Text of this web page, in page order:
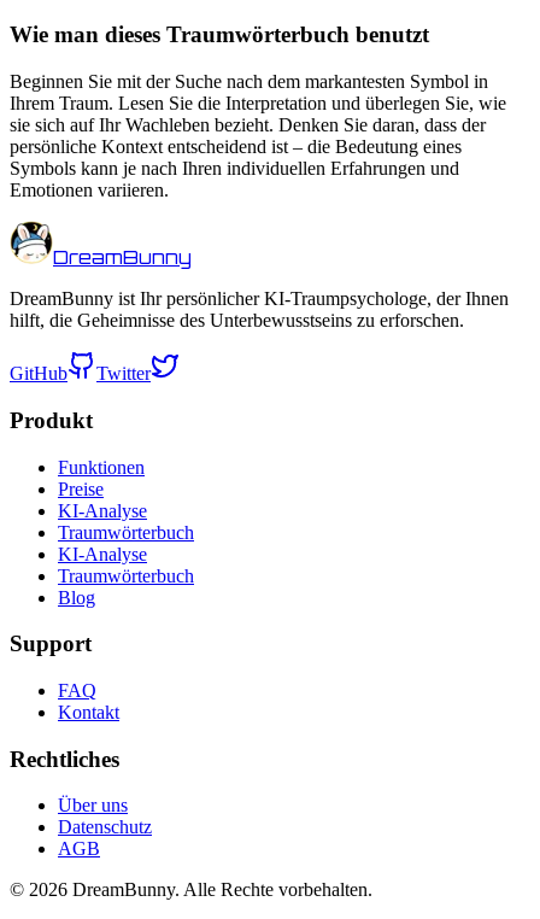
Wie man dieses Traumwörterbuch benutzt
Beginnen Sie mit der Suche nach dem markantesten Symbol in
Ihrem Traum. Lesen Sie die Interpretation und überlegen Sie, wie
sie sich auf Ihr Wachleben bezieht. Denken Sie daran, dass der
persönliche Kontext entscheidend ist – die Bedeutung eines
Symbols kann je nach Ihren individuellen Erfahrungen und
Emotionen variieren.
DreamBunny
DreamBunny ist Ihr persönlicher KI-Traumpsychologe, der Ihnen
hilft, die Geheimnisse des Unterbewusstseins zu erforschen.
GitHub Twitter
Produkt
Funktionen
Preise
KI-Analyse
Traumwörterbuch
KI-Analyse
Traumwörterbuch
Blog
Support
FAQ
Kontakt
Rechtliches
Über uns
Datenschutz
AGB
© 2026 DreamBunny. Alle Rechte vorbehalten.